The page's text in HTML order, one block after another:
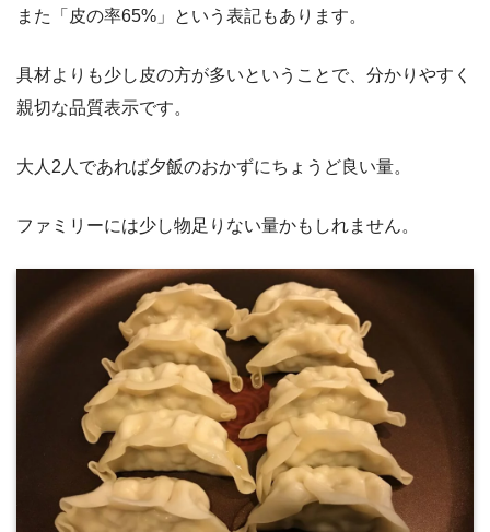
また「皮の率65%」という表記もあります。
具材よりも少し皮の方が多いということで、分かりやすく
親切な品質表示です。
大人2人であれば夕飯のおかずにちょうど良い量。
ファミリーには少し物足りない量かもしれません。